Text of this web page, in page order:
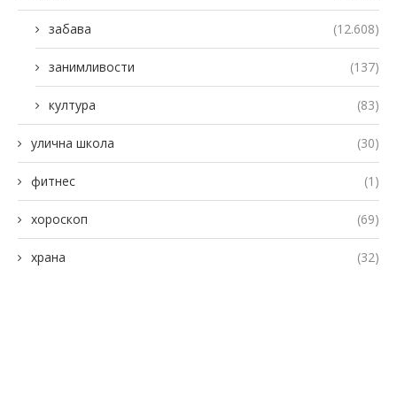
забава (12.608)
занимливости (137)
култура (83)
улична школа (30)
фитнес (1)
хороскоп (69)
храна (32)